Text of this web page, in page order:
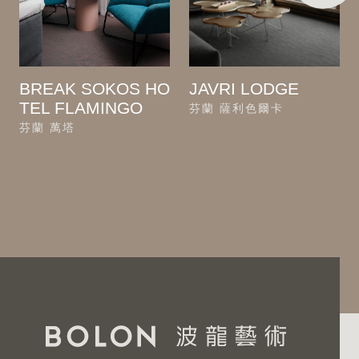
BREAK SOKOS HO
TEL FLAMINGO
芬蘭 萬塔
JAVRI LODGE
芬蘭 薩利色爾卡